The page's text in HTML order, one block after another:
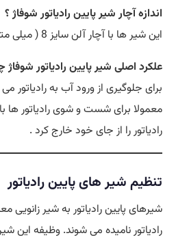
اندازه آچار شیر پایین رادیاتور شوفاژ ؟
این شیر ها با آچار آلن سایز 8 ( میلی متر ) باز و بسته می شوند .
علکرد اصلی شیر پایین رادیاتور
برای جلوگیری از ورود آب به رادیاتور
معمولا برای شست و شوی رادیاتور ها
رادیاتور را از جای خود خارج کرد .
تنظیم شیر های پایین رادیاتور
شیرهای پایین رادیاتور به شیر
رادیاتور نامیده می شوند. وظیفه این